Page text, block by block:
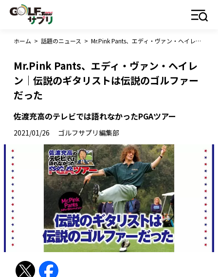
ホーム > 話題のニュース > Mr.Pink Pants、エディ・ヴァン・ヘイレン｜伝説のギタリストは伝説のゴルファーだった
Mr.Pink Pants、エディ・ヴァン・ヘイレ
ン｜伝説のギタリストは伝説のゴルファー
だった
佐渡充高のテレビでは語れなかったPGAツアー
2021/01/26 ゴルフサプリ編集部